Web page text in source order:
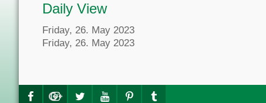
Daily View
Friday, 26. May 2023
Friday, 26. May 2023